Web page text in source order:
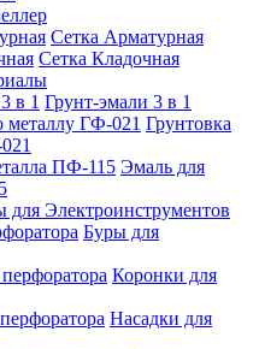
Сетка Арматурная
Сетка Кладочная
Грунт-эмали 3 в 1
Грунтовка
Эмаль для
для Электроинструментов
Буры для
Коронки для
Насадки для